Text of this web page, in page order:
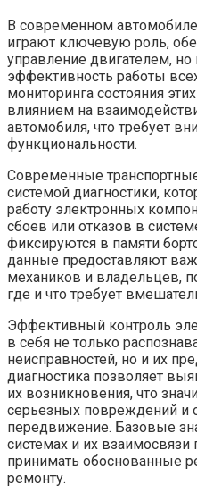
В современном
играют ключевую роль,
управление двигателем,
эффективность работы
мониторинга состояния
влиянием на
автомобиля, что требует
функциональности.
Современные
системой диагностики,
работу электронных
сбоев или отказов в
фиксируются в памяти
данные предоставляют
механиков и владельцев,
где и что требует
Эффективный контроль
в себя не только
неисправностей, но и их
диагностика позволяет
их возникновения, что
серьезных повреждений и
передвижение. Базовые
системах и их
принимать обоснованные
ремонту.